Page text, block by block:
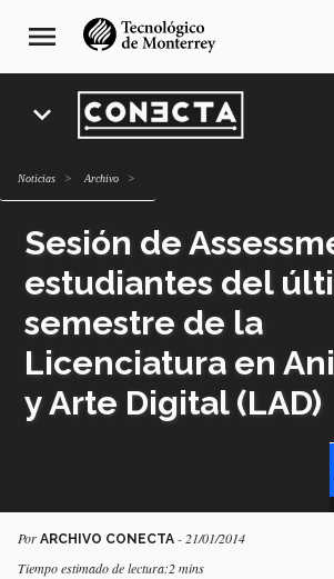
navegación
principal
menu
expand_more
Noticias archivo
Sesión de
estudiantes del
semestre de la
Licenciatura en
y Arte Digital (LAD)
Por ARCHIVO CONECTA - 21/01/2014
Tiempo estimado de lectura:2 mins